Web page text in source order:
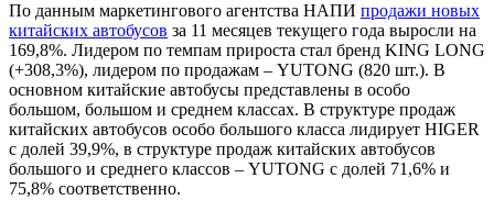
По данным маркетингового агентства НАПИ продажи новых
китайских автобусов за 11 месяцев текущего года выросли на
169,8%. Лидером по темпам прироста стал бренд KING LONG
(+308,3%), лидером по продажам – YUTONG (820 шт.). В
основном китайские автобусы представлены в особо
большом, большом и среднем классах. В структуре продаж
китайских автобусов особо большого класса лидирует HIGER
с долей 39,9%, в структуре продаж китайских автобусов
большого и среднего классов – YUTONG с долей 71,6% и
75,8% соответственно.